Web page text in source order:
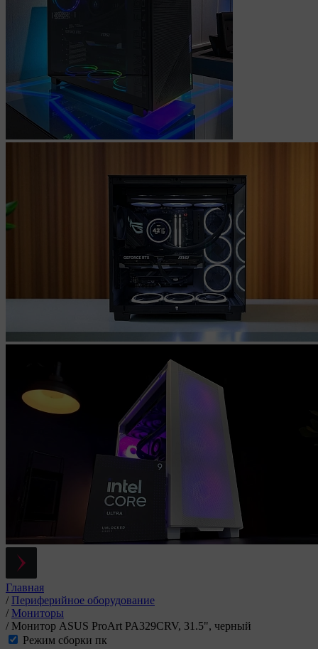
Главная
/ Периферийное оборудование
/ Мониторы
/ Монитор ASUS ProArt PA329CRV, 31.5", черный
Режим сборки пк